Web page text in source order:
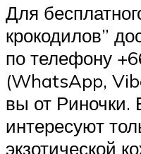
Для
крокодилов”
по телефону
(WhatsApp,
вы от Риночки.
интересуют
экзотической